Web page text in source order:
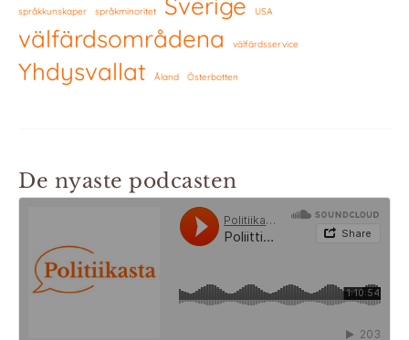
språkkunskaper språkminoritet Sverige USA
välfärdsområdena välfärdsservice
Yhdysvallat Åland Österbotten
De nyaste podcasten